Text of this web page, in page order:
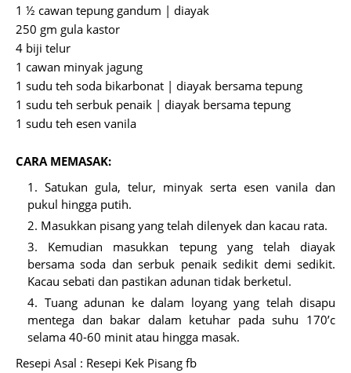
1 ½ cawan tepung gandum | diayak
250 gm gula kastor
4 biji telur
1 cawan minyak jagung
1 sudu teh soda bikarbonat | diayak bersama tepung
1 sudu teh serbuk penaik | diayak bersama tepung
1 sudu teh esen vanila
CARA MEMASAK:
Satukan gula, telur, minyak serta esen vanila dan
pukul hingga putih.
Masukkan pisang yang telah dilenyek dan kacau rata.
Kemudian masukkan tepung yang telah diayak
bersama soda dan serbuk penaik sedikit demi sedikit.
Kacau sebati dan pastikan adunan tidak berketul.
Tuang adunan ke dalam loyang yang telah disapu
mentega dan bakar dalam ketuhar pada suhu 170’c
selama 40-60 minit atau hingga masak.
Resepi Asal : Resepi Kek Pisang fb